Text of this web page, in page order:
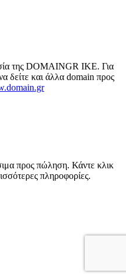
της DOMAINGR ΙΚΕ. Για
δείτε και άλλα domain προς
προς πώληση. Κάντε κλικ
πληροφορίες.